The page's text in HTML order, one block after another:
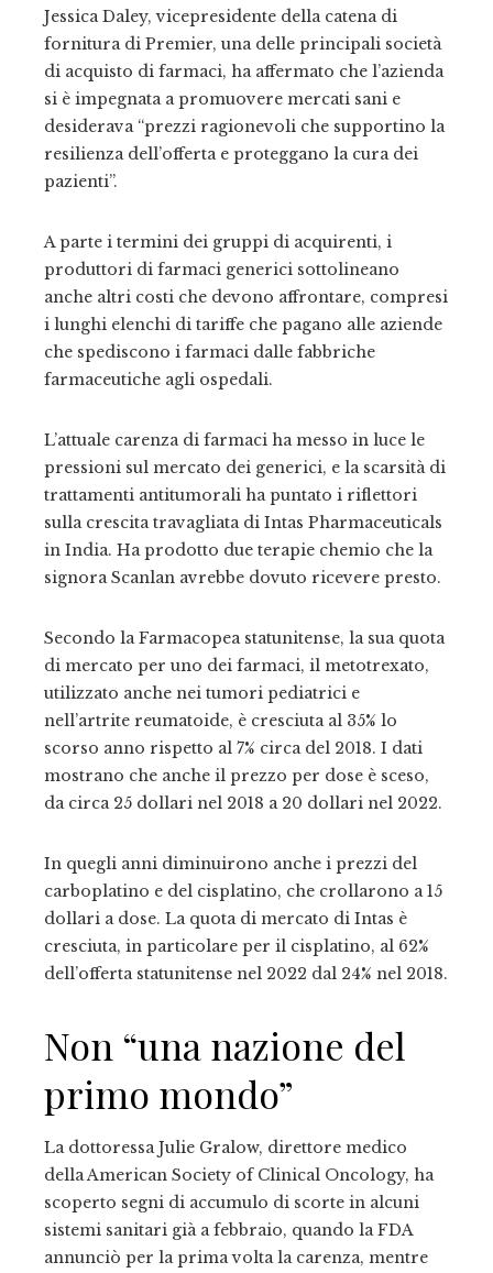
Jessica Daley, vicepresidente della catena di
fornitura di Premier, una delle principali società
di acquisto di farmaci, ha affermato che l’azienda
si è impegnata a promuovere mercati sani e
desiderava “prezzi ragionevoli che supportino la
resilienza dell’offerta e proteggano la cura dei
pazienti”.
A parte i termini dei gruppi di acquirenti, i
produttori di farmaci generici sottolineano
anche altri costi che devono affrontare, compresi
i lunghi elenchi di tariffe che pagano alle aziende
che spediscono i farmaci dalle fabbriche
farmaceutiche agli ospedali.
L’attuale carenza di farmaci ha messo in luce le
pressioni sul mercato dei generici, e la scarsità di
trattamenti antitumorali ha puntato i riflettori
sulla crescita travagliata di Intas Pharmaceuticals
in India. Ha prodotto due terapie chemio che la
signora Scanlan avrebbe dovuto ricevere presto.
Secondo la Farmacopea statunitense, la sua quota
di mercato per uno dei farmaci, il metotrexato,
utilizzato anche nei tumori pediatrici e
nell’artrite reumatoide, è cresciuta al 35% lo
scorso anno rispetto al 7% circa del 2018. I dati
mostrano che anche il prezzo per dose è sceso,
da circa 25 dollari nel 2018 a 20 dollari nel 2022.
In quegli anni diminuirono anche i prezzi del
carboplatino e del cisplatino, che crollarono a 15
dollari a dose. La quota di mercato di Intas è
cresciuta, in particolare per il cisplatino, al 62%
dell’offerta statunitense nel 2022 dal 24% nel 2018.
Non “una nazione del
primo mondo”
La dottoressa Julie Gralow, direttore medico
della American Society of Clinical Oncology, ha
scoperto segni di accumulo di scorte in alcuni
sistemi sanitari già a febbraio, quando la FDA
annunciò per la prima volta la carenza, mentre